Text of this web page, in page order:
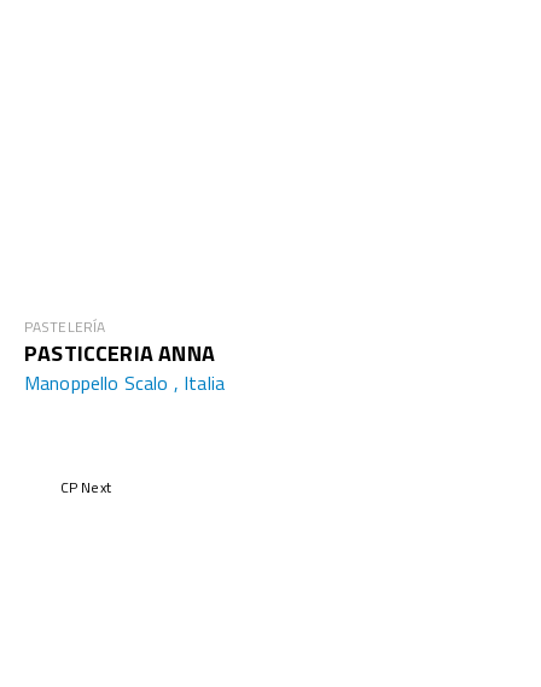
PASTELERÍA
PASTICCERIA ANNA
Manoppello Scalo , Italia
CP Next